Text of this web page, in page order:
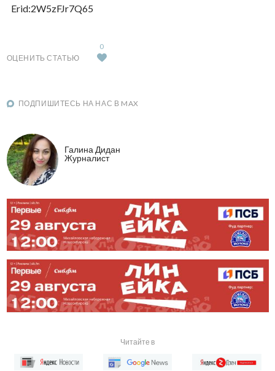
Erid:2W5zFJr7Q65
ОЦЕНИТЬ СТАТЬЮ
0
ПОДПИШИТЕСЬ НА НАС В MAX
Галина Дидан
Журналист
Читайте в